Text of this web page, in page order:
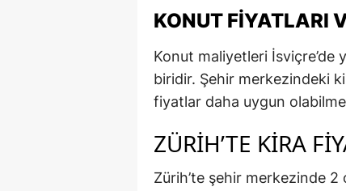
KONUT FIYATLARI
Konut maliyetleri İsviçre’de
biridir. Şehir merkezindeki
fiyatlar daha uygun
ZÜRIH’TE KIRA
Zürih’te şehir merkezinde